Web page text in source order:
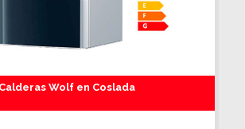
Calderas Wolf en Coslada